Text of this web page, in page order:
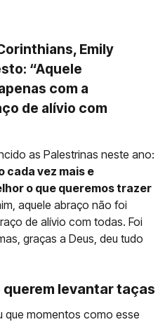
Emily
“Aquele
com a
de alívio com
as Palestrinas neste ano:
cada vez mais e
o que queremos trazer
aquele abraço não foi
de alívio com todas. Foi
graças a Deus, deu tudo
levantar taças
que momentos como esse